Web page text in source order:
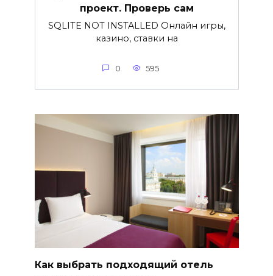
проект. Проверь сам
SQLITE NOT INSTALLED Онлайн игры,
казино, ставки на
0 595
Как выбрать подходящий отель